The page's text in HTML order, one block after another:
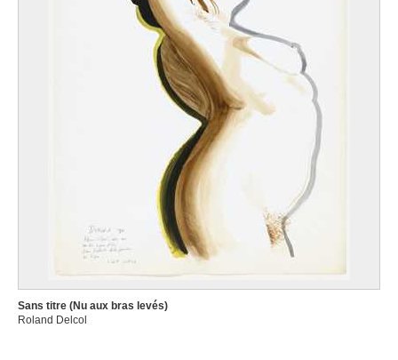
Sans titre (Nu aux bras levés)
Roland Delcol